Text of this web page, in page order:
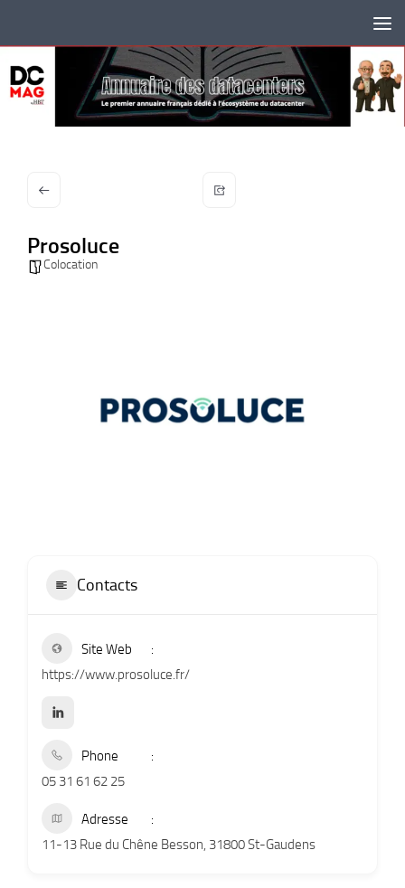
Prosoluce
Colocation
Contacts
Site Web
https://www.prosoluce.fr/
Phone
05 31 61 62 25
Adresse
11-13 Rue du Chêne Besson, 31800 St-Gaudens